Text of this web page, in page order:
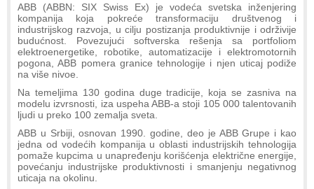
ABB (ABBN: SIX Swiss Ex) je vodeća svetska inženjering
kompanija koja pokreće transformaciju društvenog i
industrijskog razvoja, u cilju postizanja produktivnije i održivije
budućnost. Povezujući softverska rešenja sa portfoliom
elektroenergetike, robotike, automatizacije i elektromotornih
pogona, ABB pomera granice tehnologije i njen uticaj podiže
na više nivoe.
Na temeljima 130 godina duge tradicije, koja se zasniva na
modelu izvrsnosti, iza uspeha ABB-a stoji 105 000 talentovanih
ljudi u preko 100 zemalja sveta.
ABB u Srbiji, osnovan 1990. godine, deo je ABB Grupe i kao
jedna od vodećih kompanija u oblasti industrijskih tehnologija
pomaže kupcima u unapređenju korišćenja električne energije,
povećanju industrijske produktivnosti i smanjenju negativnog
uticaja na okolinu.